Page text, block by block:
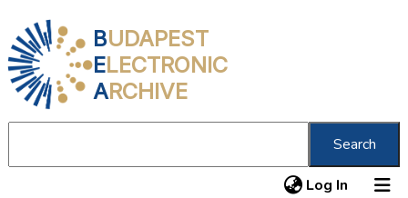
BUDAPEST
ELECTRONIC
ARCHIVE
Search
Log In (current)